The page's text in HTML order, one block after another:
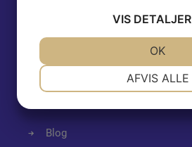
GRATIS VIDEN
Blog
VIS DETALJER
AFVIS ALLE
OK